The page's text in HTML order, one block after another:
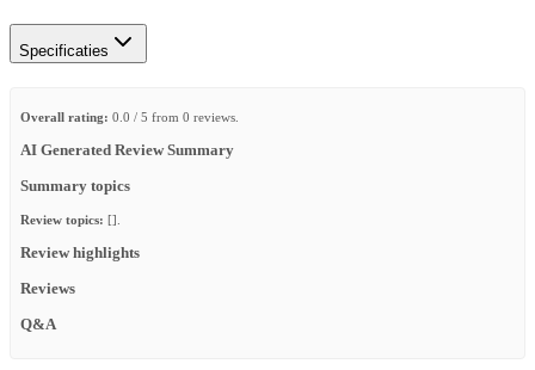
Specificaties
Overall rating: 0.0 / 5 from 0 reviews.
AI Generated Review Summary
Summary topics
Review topics: [].
Review highlights
Reviews
Q&A